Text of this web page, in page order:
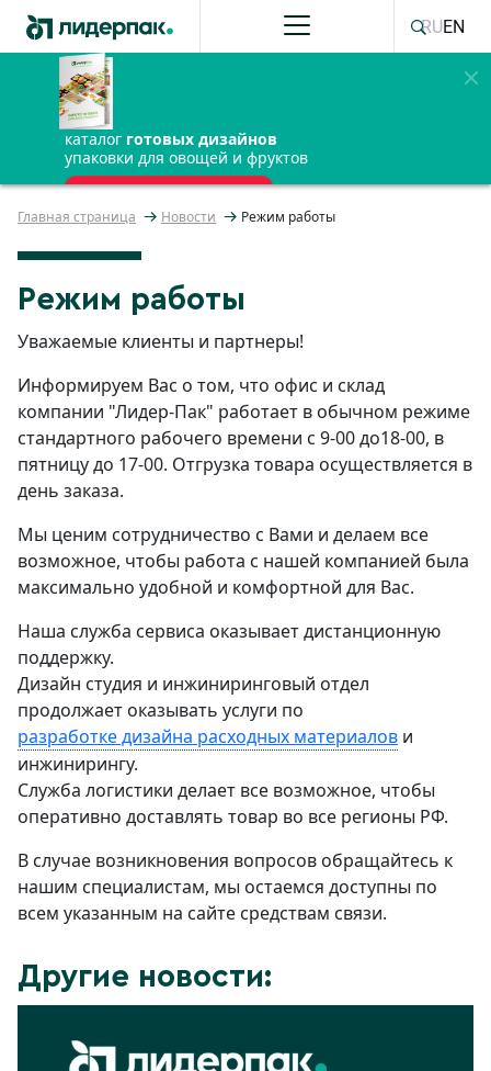
каталог готовых дизайнов
упаковки для овощей и фруктов
ПОЛУЧИТЬ БЕСПЛАТНО
RUEN
Главная страница Новости Режим работы
Режим работы
Уважаемые клиенты и партнеры!
Информируем Вас о том, что офис и склад
компании "Лидер-Пак" работает в обычном режиме
стандартного рабочего времени с 9-00 до18-00, в
пятницу до 17-00. Отгрузка товара осуществляется в
день заказа.
Мы ценим сотрудничество с Вами и делаем все
возможное, чтобы работа с нашей компанией была
максимально удобной и комфортной для Вас.
Наша служба сервиса оказывает дистанционную
поддержку.
Дизайн студия и инжиниринговый отдел
продолжает оказывать услуги по
разработке дизайна расходных материалов и
инжинирингу.
Служба логистики делает все возможное, чтобы
оперативно доставлять товар во все регионы РФ.
В случае возникновения вопросов обращайтесь к
нашим специалистам, мы остаемся доступны по
всем указанным на сайте средствам связи.
Другие новости: